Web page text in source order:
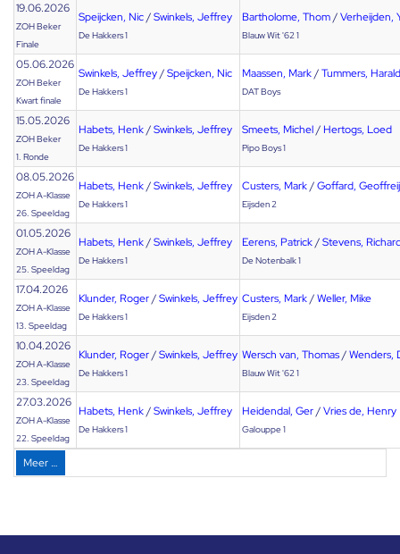
19.06.2026
ZOH Beker
Finale
Speijcken, Nic/Swinkels, Jeffrey
De Hakkers 1
Bartholome, Thom/Verheijden,
Blauw Wit '62 1
05.06.2026
ZOH Beker
Kwart finale
Swinkels, Jeffrey/Speijcken, Nic
De Hakkers 1
Maassen, Mark/Tummers, Harald
DAT Boys
15.05.2026
ZOH Beker
1. Ronde
Habets, Henk/Swinkels, Jeffrey
De Hakkers 1
Smeets, Michel/ Hertogs, Loed
Pipo Boys 1
08.05.2026
ZOH A-Klasse
26. Speeldag
Habets, Henk/Swinkels, Jeffrey
De Hakkers 1
Custers, Mark/Goffard, Geoffreij
Eijsden 2
01.05.2026
ZOH A-Klasse
25. Speeldag
Habets, Henk/Swinkels, Jeffrey
De Hakkers 1
Eerens, Patrick/Stevens,
De Notenbalk 1
17.04.2026
ZOH A-Klasse
13. Speeldag
Klunder, Roger/Swinkels, Jeffrey
De Hakkers 1
Custers, Mark/Weller, Mike
Eijsden 2
10.04.2026
ZOH A-Klasse
23. Speeldag
Klunder, Roger/Swinkels, Jeffrey
De Hakkers 1
Wersch van, Thomas/Wenders,
Blauw Wit '62 1
27.03.2026
ZOH A-Klasse
22. Speeldag
Habets, Henk/Swinkels, Jeffrey
De Hakkers 1
Heidendal, Ger/Vries de, Henry
Galouppe 1
Meer …